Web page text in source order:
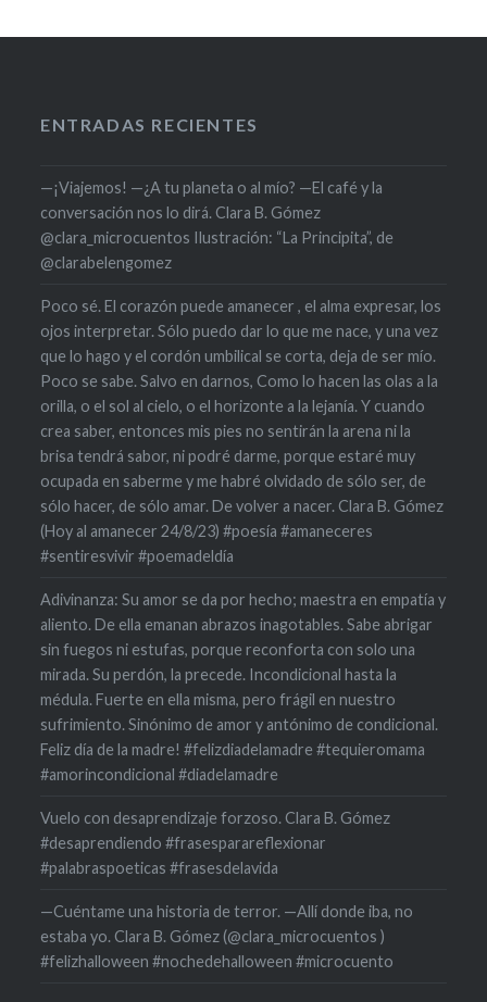
ENTRADAS RECIENTES
—¡Viajemos! —¿A tu planeta o al mío? —El café y la
conversación nos lo dirá. Clara B. Gómez
@clara_microcuentos Ilustración: “La Principita”, de
@clarabelengomez
Poco sé. El corazón puede amanecer , el alma expresar, los
ojos interpretar. Sólo puedo dar lo que me nace, y una vez
que lo hago y el cordón umbilical se corta, deja de ser mío.
Poco se sabe. Salvo en darnos, Como lo hacen las olas a la
orilla, o el sol al cielo, o el horizonte a la lejanía. Y cuando
crea saber, entonces mis pies no sentirán la arena ni la
brisa tendrá sabor, ni podré darme, porque estaré muy
ocupada en saberme y me habré olvidado de sólo ser, de
sólo hacer, de sólo amar. De volver a nacer. Clara B. Gómez
(Hoy al amanecer 24/8/23) #poesía #amaneceres
#sentiresvivir #poemadeldía
Adivinanza: Su amor se da por hecho; maestra en empatía y
aliento. De ella emanan abrazos inagotables. Sabe abrigar
sin fuegos ni estufas, porque reconforta con solo una
mirada. Su perdón, la precede. Incondicional hasta la
médula. Fuerte en ella misma, pero frágil en nuestro
sufrimiento. Sinónimo de amor y antónimo de condicional.
Feliz día de la madre! #felizdiadelamadre #tequieromama
#amorincondicional #diadelamadre
Vuelo con desaprendizaje forzoso. Clara B. Gómez
#desaprendiendo #frasesparareflexionar
#palabraspoeticas #frasesdelavida
—Cuéntame una historia de terror. —Allí donde iba, no
estaba yo. Clara B. Gómez (@clara_microcuentos )
#felizhalloween #nochedehalloween #microcuento